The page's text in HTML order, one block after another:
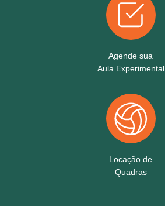
Agende sua
Aula Experimental
Locação de
Quadras